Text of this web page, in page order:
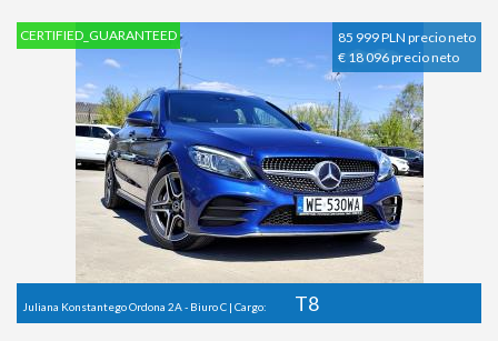
85 999 PLN precio neto
€ 18 096 precio neto
CERTIFIED_GUARANTEED
Juliana Konstantego Ordona 2A - Biuro C | Cargo: T8